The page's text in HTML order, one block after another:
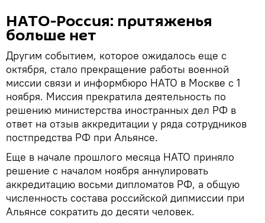
НАТО-Россия: притяженья
больше нет
Другим событием, которое ожидалось еще с
октября, стало прекращение работы военной
миссии связи и информбюро НАТО в Москве с 1
ноября. Миссия прекратила деятельность по
решению министерства иностранных дел РФ в
ответ на отзыв аккредитации у ряда сотрудников
постпредства РФ при Альянсе.
Еще в начале прошлого месяца НАТО приняло
решение с началом ноября аннулировать
аккредитацию восьми дипломатов РФ, а общую
численность состава российской дипмиссии при
Альянсе сократить до десяти человек.